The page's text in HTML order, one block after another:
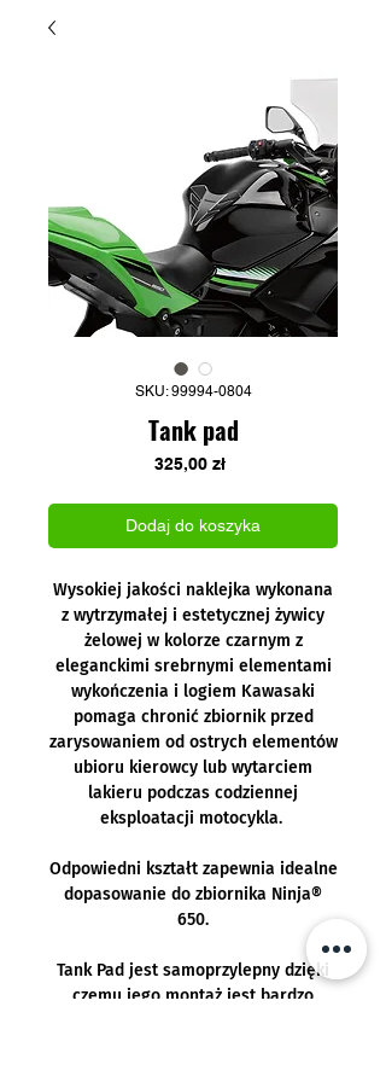
SKU: 99994-0804
Tank pad
325,00 złCena
Dodaj do koszyka
Wysokiej jakości naklejka wykonana
z wytrzymałej i estetycznej żywicy
żelowej w kolorze czarnym z
eleganckimi srebrnymi elementami
wykończenia i logiem Kawasaki
pomaga chronić zbiornik przed
zarysowaniem od ostrych elementów
ubioru kierowcy lub wytarciem
lakieru podczas codziennej
eksploatacji motocykla.
Odpowiedni kształt zapewnia idealne
dopasowanie do zbiornika Ninja®
650.
Tank Pad jest samoprzylepny dzięki
czemu jego montaż jest bardzo